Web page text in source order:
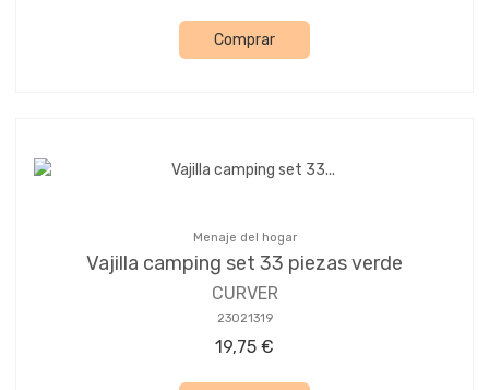
Comprar
Menaje del hogar
Vajilla camping set 33 piezas verde
CURVER
23021319
19,75 €